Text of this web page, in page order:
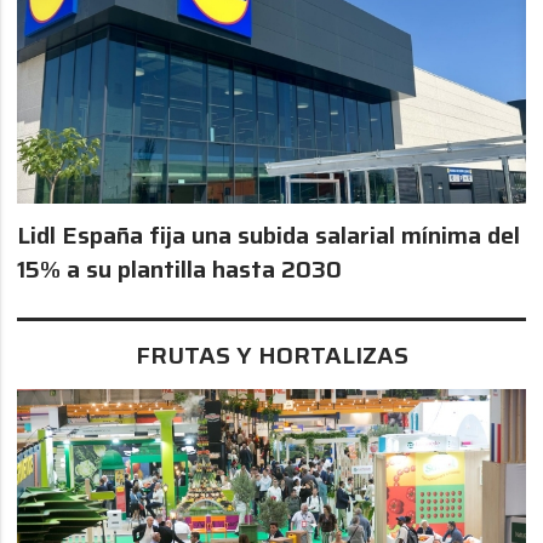
Lidl España fija una subida salarial mínima del
15% a su plantilla hasta 2030
FRUTAS Y HORTALIZAS